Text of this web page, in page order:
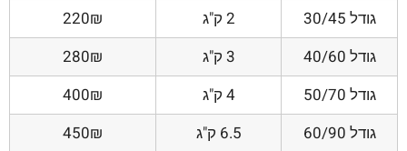
גודל 30/45 2 ק"ג
220₪
גודל 40/60
3 ק"ג
280₪
גודל 50/70
4 ק"ג
400₪
גודל 60/90
6.5 ק"ג
450₪